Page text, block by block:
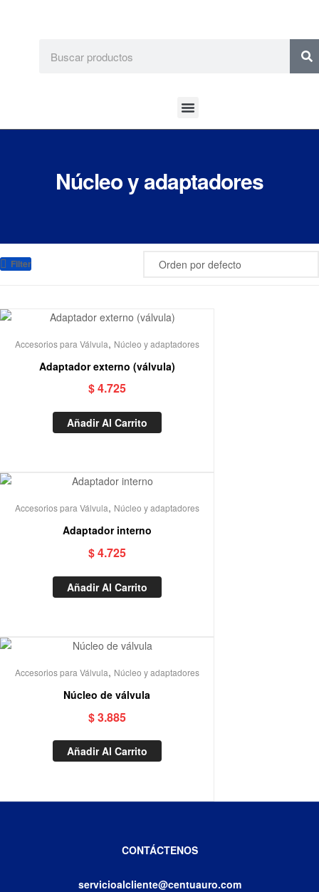
Núcleo y adaptadores
Filter
Accesorios para Válvula, Núcleo y adaptadores
Adaptador externo (válvula)
$4.725
Añadir Al Carrito
Accesorios para Válvula, Núcleo y adaptadores
Adaptador interno
$4.725
Añadir Al Carrito
Accesorios para Válvula, Núcleo y adaptadores
Núcleo de válvula
$3.885
Añadir Al Carrito
CONTÁCTENOS
servicioalcliente@centuauro.com